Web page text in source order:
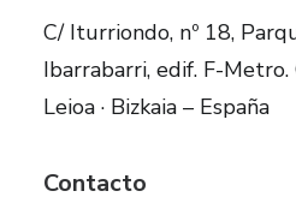
C/ Iturriondo, nº 18,
Ibarrabarri, edif. F-Metro.
Leioa · Bizkaia – España
Contacto